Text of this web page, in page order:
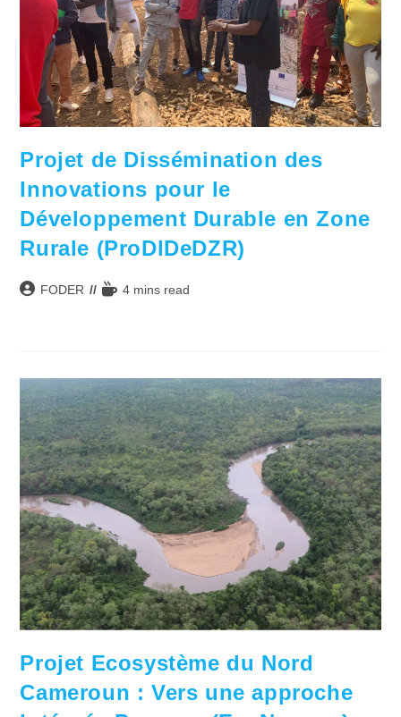
Projet de Dissémination des
Innovations pour le
Développement Durable en Zone
Rurale (ProDIDeDZR)
Auteur/autrice
FODER
Temps4 mins read
Projet Ecosystème du Nord
Cameroun : Vers une approche